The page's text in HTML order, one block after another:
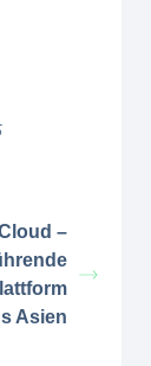
–
Asien